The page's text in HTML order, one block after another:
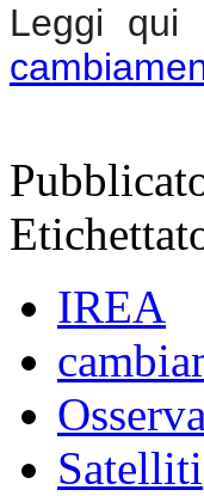
Leggi qui
IREA
Satelliti